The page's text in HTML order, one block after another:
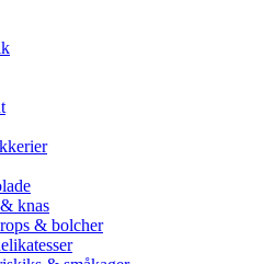
knas
& bolcher